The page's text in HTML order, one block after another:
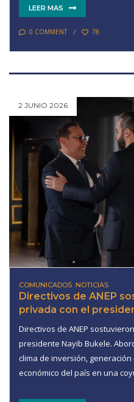
LEER MAS
0 COMMENT 78
2 JUNIO 2026
COMUNICADOS NOTICIAS
Directivos de ANEP
privada con el
Directivos de ANEP
presidente Nayib Bukele.
clima de inversión,
económico del país en una